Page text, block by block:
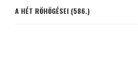
A HÉT RÖHÖGÉSEI (586.)